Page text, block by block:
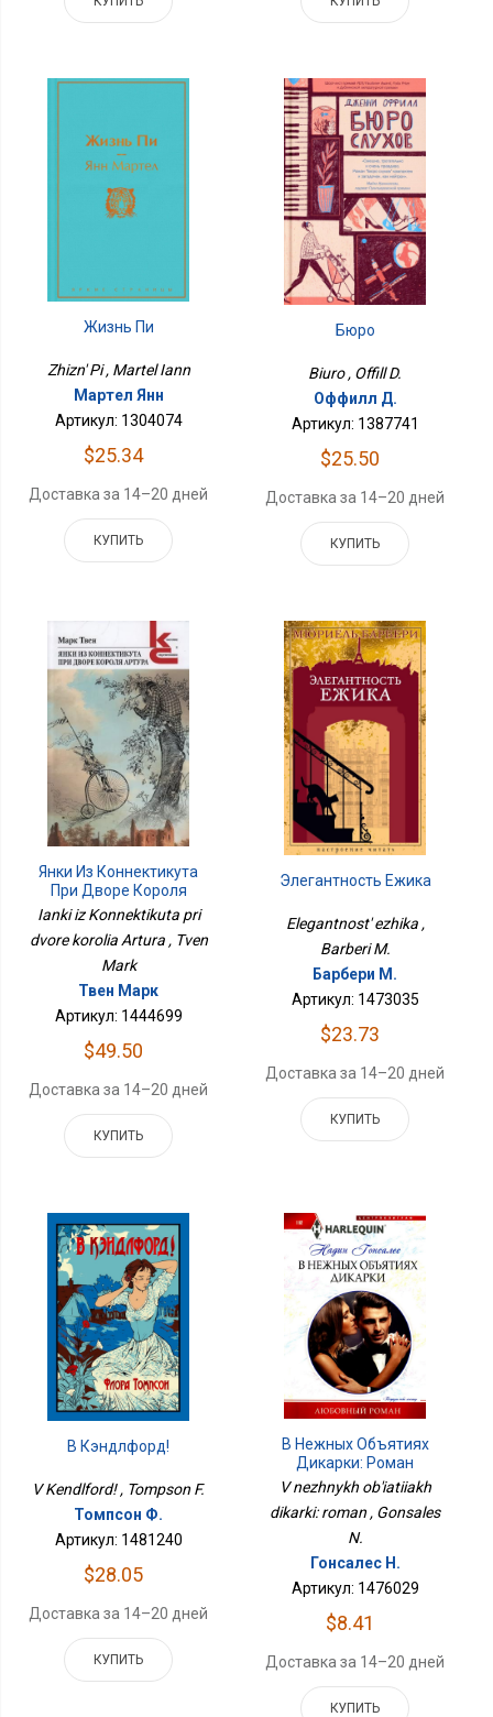
Жизнь Пи
Zhizn' Pi , Martel Iann
Мартел Янн
Артикул: 1304074
$25.34
Доставка за 14–20 дней
КУПИТЬ
Бюро
Biuro , Offill D.
Оффилл Д.
Артикул: 1387741
$25.50
Доставка за 14–20 дней
КУПИТЬ
Янки Из Коннектикута
При Дворе Короля
Артура
Ianki iz Konnektikuta pri
dvore korolia Artura , Tven
Mark
Твен Марк
Артикул: 1444699
$49.50
Доставка за 14–20 дней
КУПИТЬ
Элегантность Ежика
Elegantnost' ezhika ,
Barberi M.
Барбери М.
Артикул: 1473035
$23.73
Доставка за 14–20 дней
КУПИТЬ
В Кэндлфорд!
V Kendlford! , Tompson F.
Томпсон Ф.
Артикул: 1481240
$28.05
Доставка за 14–20 дней
КУПИТЬ
В Нежных Объятиях
Дикарки: Роман
V nezhnykh ob'iatiiakh
dikarki: roman , Gonsales
N.
Гонсалес Н.
Артикул: 1476029
$8.41
Доставка за 14–20 дней
КУПИТЬ